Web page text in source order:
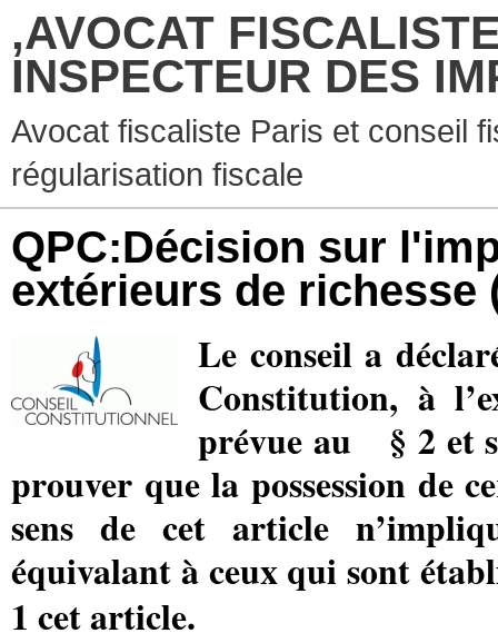
,AVOCAT
INSPECTEUR DES
Avocat fiscaliste Paris et conseil
régularisation fiscale
QPC:Décision sur
extérieurs de richesse
Le conseil a
Constitution, à
prévue au
§ 2 et
prouver que la possession de
sens de cet article
équivalant à ceux qui sont
1 cet article.